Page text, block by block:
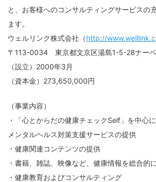
経営革新支援事業、セキュリティサービス事業におけるコン
システム開発事業におけるシステム開発に関わる業務
と、お客様へのコンサルティングサービスの
ます。
ウェルリンク株式会社（http://
〒113-0034 東京都文京区湯島1-5-28ナー
（設立）2000年3月
（資本金）273,650,000円
（事業内容）
・「心とからだの健康チェックSelf」を中心
メンタルヘルス対策支援サービスの提供
・健康関連コンテンツの提供
・書籍、雑誌、映像など、健康情報を総合的
・健康教育およびコンサルティング